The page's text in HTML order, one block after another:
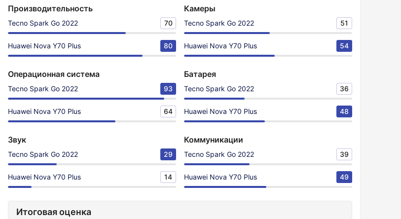
Производительность
Tecno Spark Go 2022 70
Huawei Nova Y70 Plus 80
Камеры
Tecno Spark Go 2022 51
Huawei Nova Y70 Plus 54
Операционная система
Tecno Spark Go 2022 93
Huawei Nova Y70 Plus 64
Батарея
Tecno Spark Go 2022 36
Huawei Nova Y70 Plus 48
Звук
Tecno Spark Go 2022 29
Huawei Nova Y70 Plus 14
Коммуникации
Tecno Spark Go 2022 39
Huawei Nova Y70 Plus 49
Итоговая оценка